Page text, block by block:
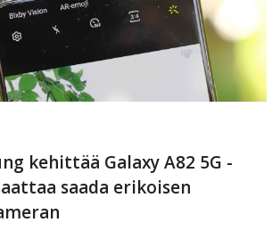
kehittää Galaxy A82 5G -
saada erikoisen